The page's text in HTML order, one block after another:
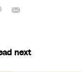
next